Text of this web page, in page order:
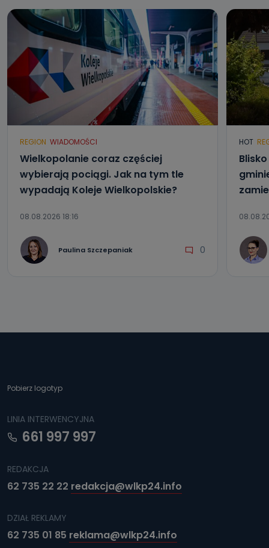
REGION WIADOMOŚCI
Wielkopolanie coraz częściej
wybierają pociągi. Jak na tym tle
wypadają Koleje Wielkopolskie?
08.08.2026 18:16
Paulina Szczepaniak 0
HOT
Pobierz logotyp
LINIA INTERWENCYJNA
661 997 997
REDAKCJA
62 735 22 22 redakcja@wlkp24.info
DZIAŁ REKLAMY
62 735 01 85 reklama@wlkp24.info